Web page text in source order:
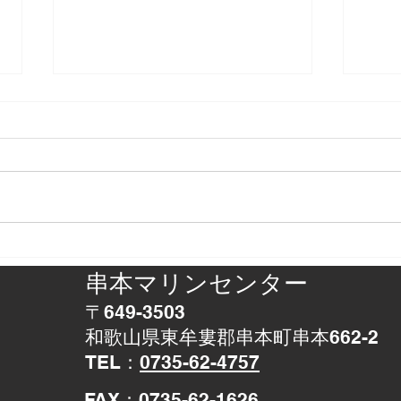
正体判明
串本マリンセンター
〒649-3503
和歌山県東牟婁郡串本町串本662-2
TEL： 0735-62-4757